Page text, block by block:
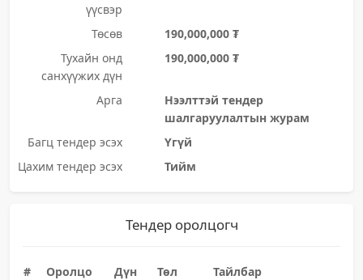
үүсвэр
Төсөв
190,000,000 ₮
Тухайн онд
санхүүжих дүн
190,000,000 ₮
Арга
Нээлттэй тендер
шалгаруулалтын журам
Багц тендер эсэх
Үгүй
Цахим тендер эсэх
Тийм
Тендер оролцогч
#
Оролцо
Дүн
Төл
Тайлбар